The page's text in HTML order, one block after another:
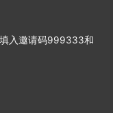
入邀请码999333和